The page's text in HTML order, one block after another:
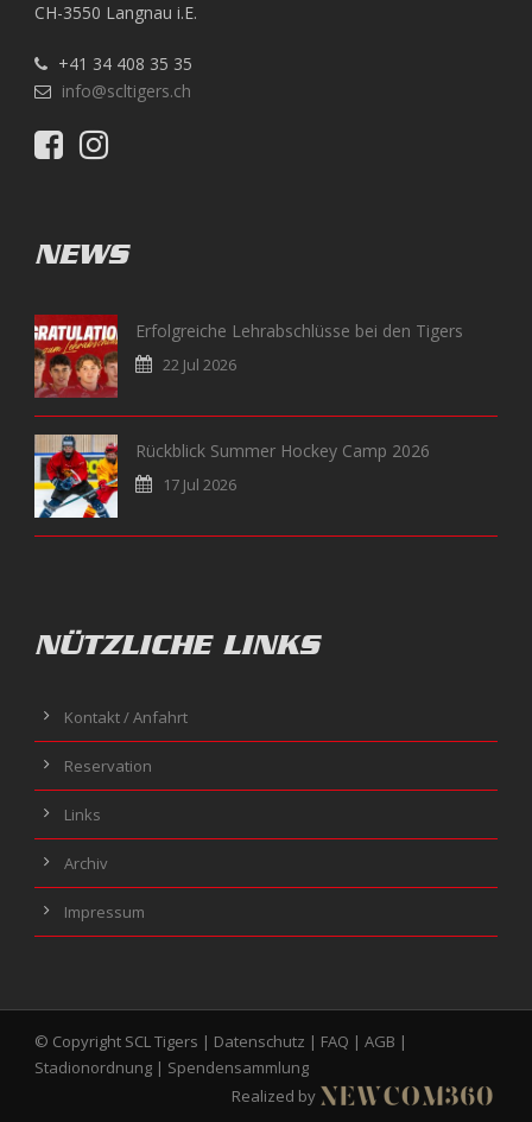
CH-3550 Langnau i.E.
+41 34 408 35 35
info@scltigers.ch
NEWS
Erfolgreiche Lehrabschlüsse bei den Tigers
22 Jul 2026
Rückblick Summer Hockey Camp 2026
17 Jul 2026
NÜTZLICHE LINKS
Kontakt / Anfahrt
Reservation
Links
Archiv
Impressum
© Copyright SCL Tigers | Datenschutz | FAQ | AGB |
Stadionordnung | Spendensammlung
Realized by